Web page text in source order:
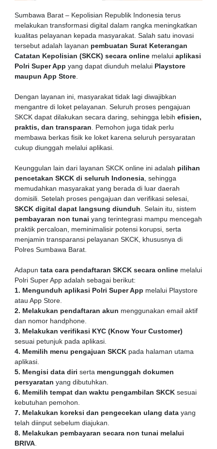
Sumbawa Barat – Kepolisian Republik Indonesia terus
melakukan transformasi digital dalam rangka meningkatkan
kualitas pelayanan kepada masyarakat. Salah satu inovasi
tersebut adalah layanan pembuatan Surat Keterangan
Catatan Kepolisian (SKCK) secara online melalui aplikasi
Polri Super App yang dapat diunduh melalui Playstore
maupun App Store
Dengan layanan ini, masyarakat tidak lagi diwajibkan
mengantre di loket pelayanan. Seluruh proses pengajuan
SKCK dapat dilakukan secara daring, sehingga lebih efisien,
praktis, dan transparan . Pemohon juga tidak perlu
membawa berkas fisik ke loket karena seluruh persyaratan
cukup diunggah melalui aplikasi.
Keunggulan lain dari layanan SKCK online ini adalah pilihan
pencetakan SKCK di seluruh Indonesia , sehingga
memudahkan masyarakat yang berada di luar daerah
domisili. Setelah proses pengajuan dan verifikasi selesai,
SKCK digital dapat langsung diunduh . Selain itu, sistem
pembayaran non tunai yang terintegrasi mampu mencegah
praktik percaloan, meminimalisir potensi korupsi, serta
menjamin transparansi pelayanan SKCK, khususnya di
Polres Sumbawa Barat.
Adapun tata cara pendaftaran SKCK secara online melalui
Polri Super App adalah sebagai berikut:
1. Mengunduh aplikasi Polri Super App melalui Playstore
atau App Store.
2. Melakukan pendaftaran akun menggunakan email aktif
dan nomor handphone.
3. Melakukan verifikasi KYC (Know Your Customer)
sesuai petunjuk pada aplikasi.
4. Memilih menu pengajuan SKCK pada halaman utama
aplikasi.
5. Mengisi data diri serta mengunggah dokumen
persyaratan yang dibutuhkan.
6. Memilih tempat dan waktu pengambilan SKCK sesuai
kebutuhan pemohon.
7. Melakukan koreksi dan pengecekan ulang data yang
telah diinput sebelum diajukan.
8. Melakukan pembayaran secara non tunai melalui
BRIVA